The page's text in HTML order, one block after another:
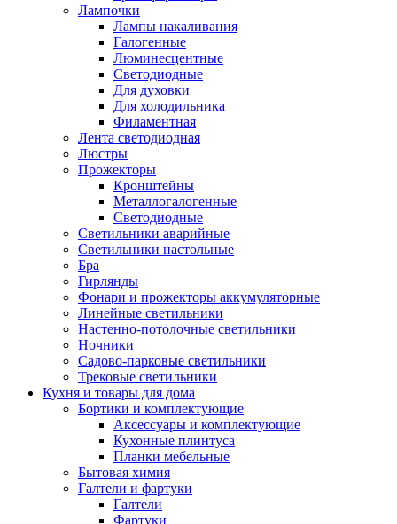
Лампочки
Лампы накаливания
Галогенные
Люминесцентные
Светодиодные
Для духовки
Для холодильника
Филаментная
Лента светодиодная
Люстры
Прожекторы
Кронштейны
Металлогалогенные
Светодиодные
Светильники аварийные
Светильники настольные
Бра
Гирлянды
Фонари и прожекторы аккумуляторные
Линейные светильники
Настенно-потолочные светильники
Ночники
Садово-парковые светильники
Трековые светильники
Кухня и товары для дома
Бортики и комплектующие
Аксессуары и комплектующие
Кухонные плинтуса
Планки мебельные
Бытовая химия
Галтели и фартуки
Галтели
Фартуки